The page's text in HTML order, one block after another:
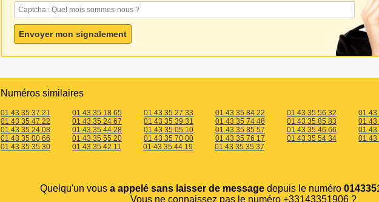
Numéros similaires
01 43 35 37 21 01 43 35 18 65 01 43 35 27 33 01 43 35 84 22 01 43 35 56 32
01 43
01 43 35 47 22
01 43 35 24 67 01 43 35 39 31 01 43 35 74 48 01 43 35 85 83
01 43
01 43 35 24 08
01 43 35 44 28 01 43 35 05 10 01 43 35 85 57 01 43 35 46 66
01 43
01 43 35 00 66
01 43 35 55 20 01 43 35 70 00 01 43 35 76 17 01 43 35 54 34
01 43
01 43 35 35 30
01 43 35 42 11 01 43 35 44 19 01 43 35 35 37
Quelqu'un vous a appelé sans laisser de message depuis le numéro
Vous ne connaissez pas le numéro +33143351906 ?